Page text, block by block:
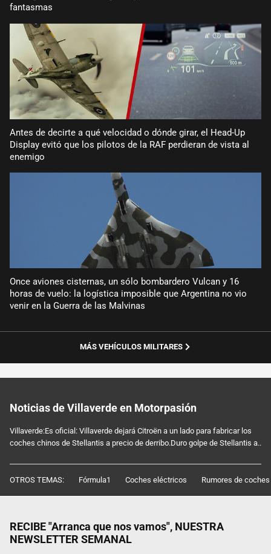
fantasmas
Antes de decirte a qué velocidad o dónde girar, el Head-Up
Display evitó que los pilotos de la RAF perdieran de vista al
enemigo
Once aviones cisternas, un sólo bombardero Vulcan y 16
horas de vuelo: la logística imposible que Argentina no vio
venir en la Guerra de las Malvinas
MÁS VEHÍCULOS MILITARES
Noticias de Villaverde en Motorpasión
Villaverde:Es oficial: Villaverde dejará Citroën a un lado para fabricar los
coches chinos de Stellantis a precio de derribo.Duro golpe de Stellantis a..
OTROS TEMAS: Fórmula1 Coches eléctricos Rumores de coches
RECIBE "Arranca que nos vamos", NUESTRA
NEWSLETTER SEMANAL